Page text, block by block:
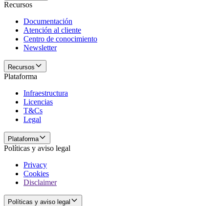
Recursos
Documentación
Atención al cliente
Centro de conocimiento
Newsletter
Recursos
Plataforma
Infraestructura
Licencias
T&Cs
Legal
Plataforma
Políticas y aviso legal
Privacy
Cookies
Disclaimer
Políticas y aviso legal